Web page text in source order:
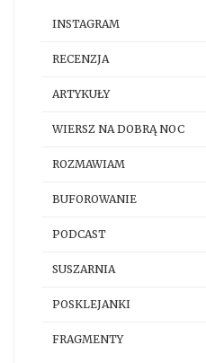
INSTAGRAM
RECENZJA
ARTYKUŁY
WIERSZ NA DOBRĄ NOC
ROZMAWIAM
BUFOROWANIE
PODCAST
SUSZARNIA
POSKLEJANKI
FRAGMENTY